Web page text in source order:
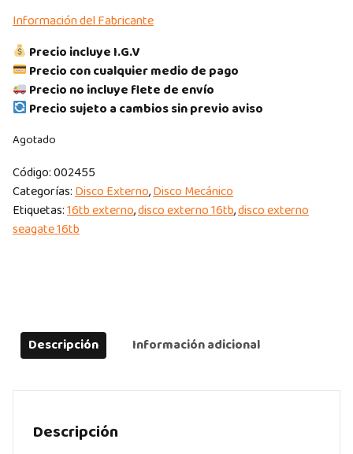
Información del Fabricante
Precio incluye I.G.V
Precio con cualquier medio de pago
Precio no incluye flete de envío
Precio sujeto a cambios sin previo aviso
Agotado
Código:002455
Categorías:Disco Externo,Disco Mecánico
Etiquetas:16tb externo,disco externo 16tb,disco externo
seagate 16tb
Descripción Información adicional
Descripción